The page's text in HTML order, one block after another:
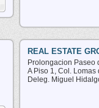
REAL ESTATE
Prolongacion Paseo
A Piso 1, Col. Lomas
Deleg. Miguel